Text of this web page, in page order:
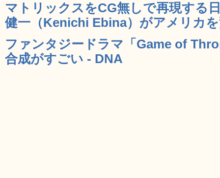
マトリックスをCG無しで再現する
健一（Kenichi Ebina）がアメリカ
ファンタジードラマ「Game of
合成がすごい - DNA